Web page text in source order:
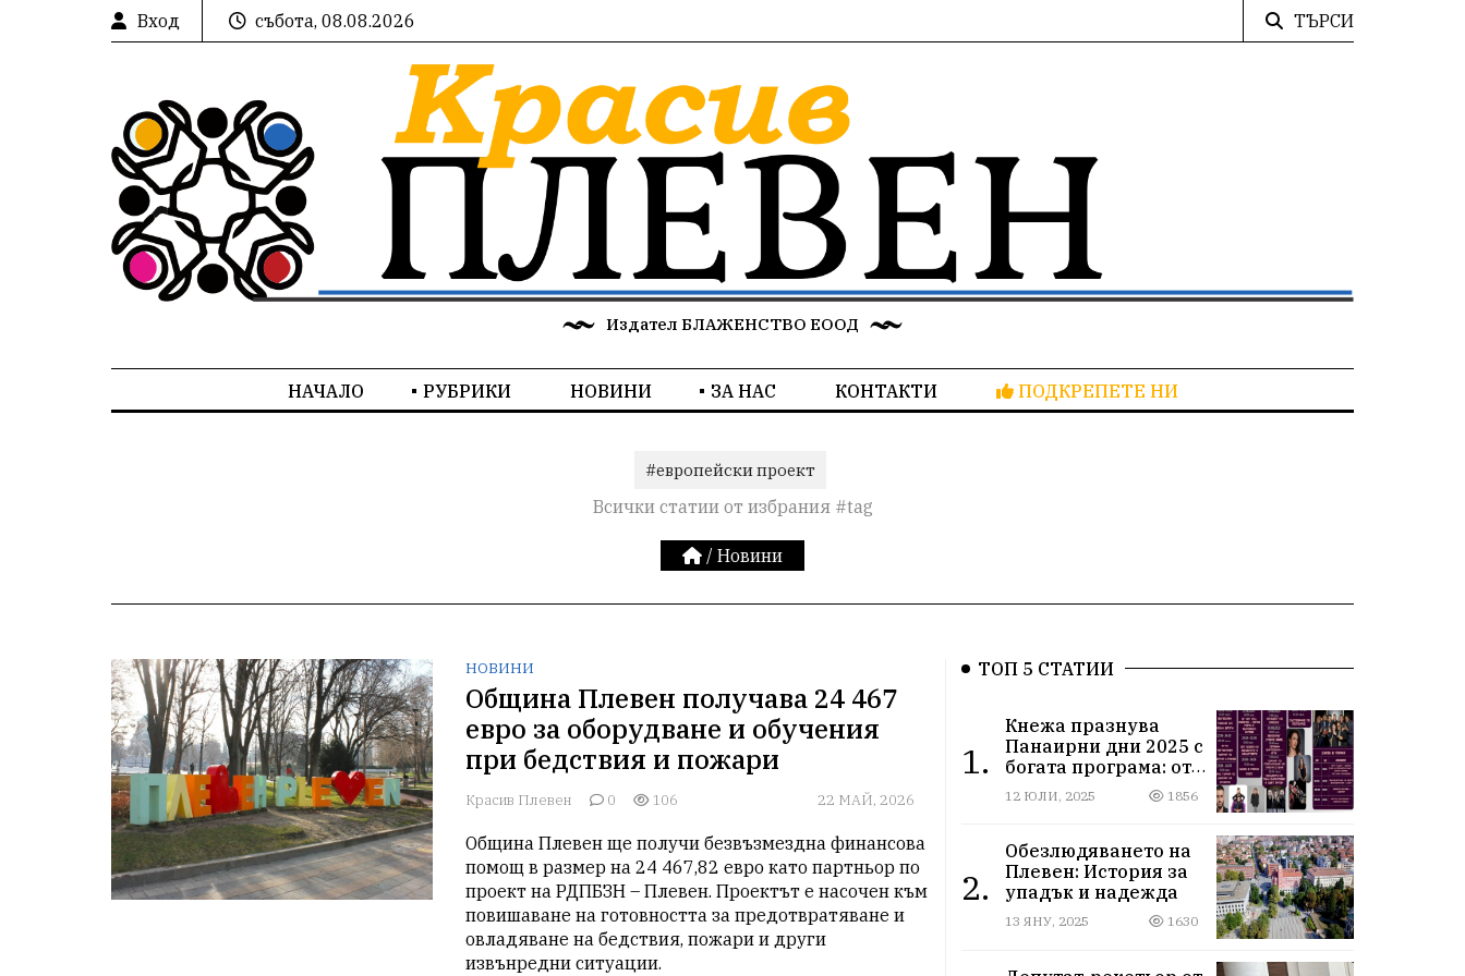
Вход събота, 08.08.2026 ТЪРСИ
Издател БЛАЖЕНСТВО ЕООД
НАЧАЛО РУБРИКИ НОВИНИ ЗА НАС КОНТАКТИ ПОДКРЕПЕТЕ НИ
#европейски проект
Всички статии от избрания #tag
/ Новини
НОВИНИ
Община Плевен получава 24 467
евро за оборудване и обучения
при бедствия и пожари
Красив Плевен 0 106 22 МАЙ, 2026
Община Плевен ще получи безвъзмездна финансова
помощ в размер на 24 467,82 евро като партньор по
проект на РДПБЗН – Плевен. Проектът е насочен към
повишаване на готовността за предотвратяване и
овладяване на бедствия, пожари и други
извънредни ситуации.
ТОП 5 СТАТИИ
1.
Кнежа празнува
Панаирни дни 2025 с
богата програма: от
спортни турнири до
концерти под
12 ЮЛИ, 2025 1856
2.
Обезлюдяването на
Плевен: История за
упадък и надежда
13 ЯНУ, 2025 1630